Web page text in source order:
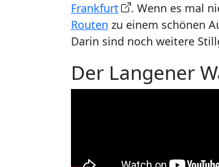
Frankfurt
. Wenn es mal
Routen zu einem schönen
Darin sind noch weitere
Der Langener